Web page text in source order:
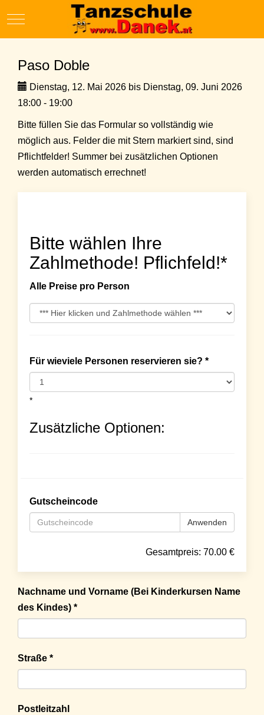
Mobile Menu Toggle
Paso Doble
Dienstag, 12. Mai 2026 bis Dienstag, 09. Juni 2026
18:00 - 19:00
Bitte füllen Sie das Formular so vollständig wie
möglich aus. Felder die mit Stern markiert sind, sind
Pflichtfelder! Summer bei zusätzlichen Optionen
werden automatisch errechnet!
Bitte wählen Ihre
Zahlmethode! Pflichfeld!*
Alle Preise pro Person
Für wieviele Personen reservieren sie? *
*
Zusätzliche Optionen:
Gutscheincode
Anwenden
Gesamtpreis: 70.00 €
Nachname und Vorname (Bei Kinderkursen Name
des Kindes) *
Straße *
Postleitzahl